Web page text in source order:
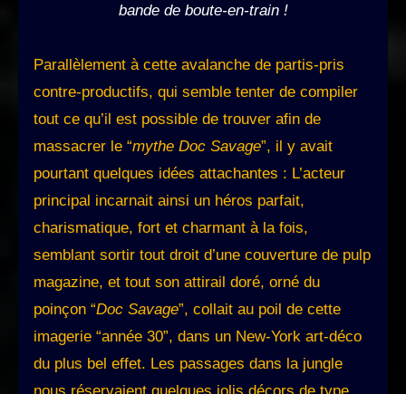
bande de boute-en-train !
Parallèlement à cette avalanche de partis-pris
contre-productifs, qui semble tenter de compiler
tout ce qu’il est possible de trouver afin de
massacrer le “mythe Doc Savage”, il y avait
pourtant quelques idées attachantes : L’acteur
principal incarnait ainsi un héros parfait,
charismatique, fort et charmant à la fois,
semblant sortir tout droit d’une couverture de pulp
magazine, et tout son attirail doré, orné du
poinçon “Doc Savage”, collait au poil de cette
imagerie “année 30”, dans un New-York art-déco
du plus bel effet. Les passages dans la jungle